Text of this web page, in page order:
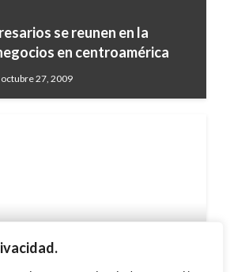
se reunen en la
en centroamérica
27, 2009
Reunión Anual del Grupo